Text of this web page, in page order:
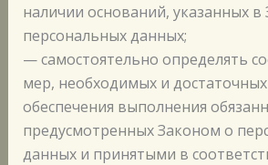
наличии оснований, указанных в
персональных данных;
— самостоятельно определять
мер, необходимых и
обеспечения выполнения
предусмотренных Законом о
данных и принятыми в